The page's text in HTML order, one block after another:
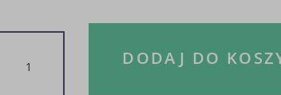
DODAJ DO